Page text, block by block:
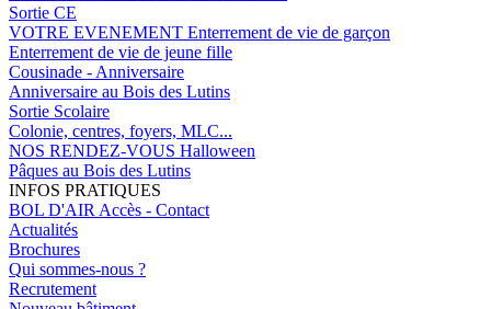
Sortie CE
VOTRE EVENEMENT Enterrement de vie de garçon
Enterrement de vie de jeune fille
Cousinade - Anniversaire
Anniversaire au Bois des Lutins
Sortie Scolaire
Colonie, centres, foyers, MLC...
NOS RENDEZ-VOUS Halloween
Pâques au Bois des Lutins
INFOS PRATIQUES
BOL D'AIR Accès - Contact
Actualités
Brochures
Qui sommes-nous ?
Recrutement